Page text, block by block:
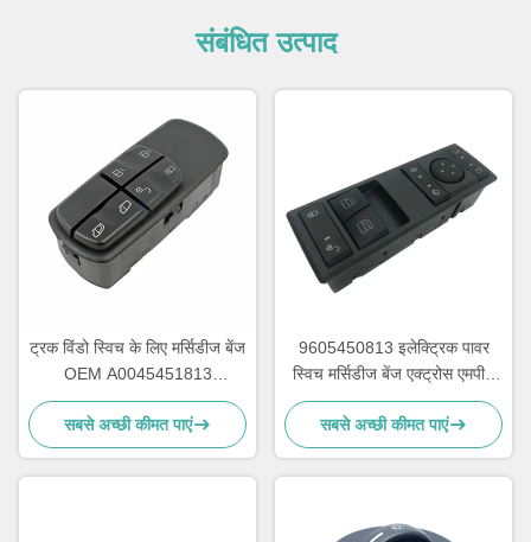
संबंधित उत्पाद
ट्रक विंडो स्विच के लिए मर्सिडीज बेंज
OEM A0045451813
A0055451313 A0045401805
सबसे अच्छी कीमत पाएं
9605450813 इलेक्ट्रिक पावर
स्विच मर्सिडीज बेंज एक्ट्रोस एमपी4
OEM A9605450813 के लिए
सबसे अच्छी कीमत पाएं